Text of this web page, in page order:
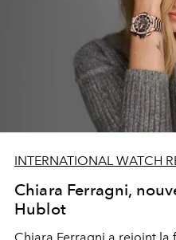
INTERNATIONAL WATCH
Chiara Ferragni,
Hublot